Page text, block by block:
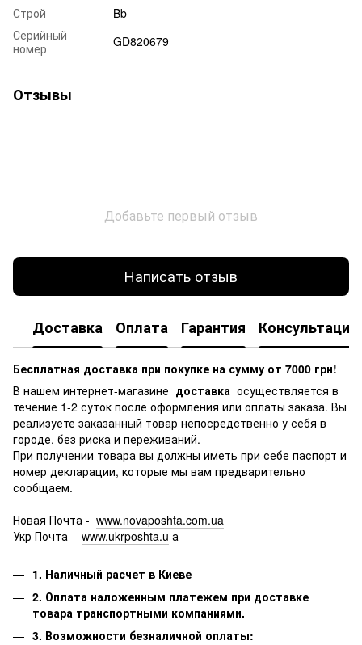
Строй
Bb
Серийный
номер
GD820679
Отзывы
Добавьте первый отзыв
Написать отзыв
Доставка Оплата Гарантия Консультация
Бесплатная доставка при покупке на сумму от 7000 грн!
В нашем интернет-магазине доставка осуществляется в
течение 1-2 суток после оформления или оплаты заказа. Вы
реализуете заказанный товар непосредственно у себя в
городе, без риска и переживаний.
При получении товара вы должны иметь при себе паспорт и
номер декларации, которые мы вам предварительно
сообщаем.
Новая Почта - www.novaposhta.com.ua
Укр Почта - www.ukrposhta.u а
1. Наличный расчет в Киеве
2. Оплата наложенным платежем при доставке
товара транспортными компаниями.
3. Возможности безналичной оплаты: